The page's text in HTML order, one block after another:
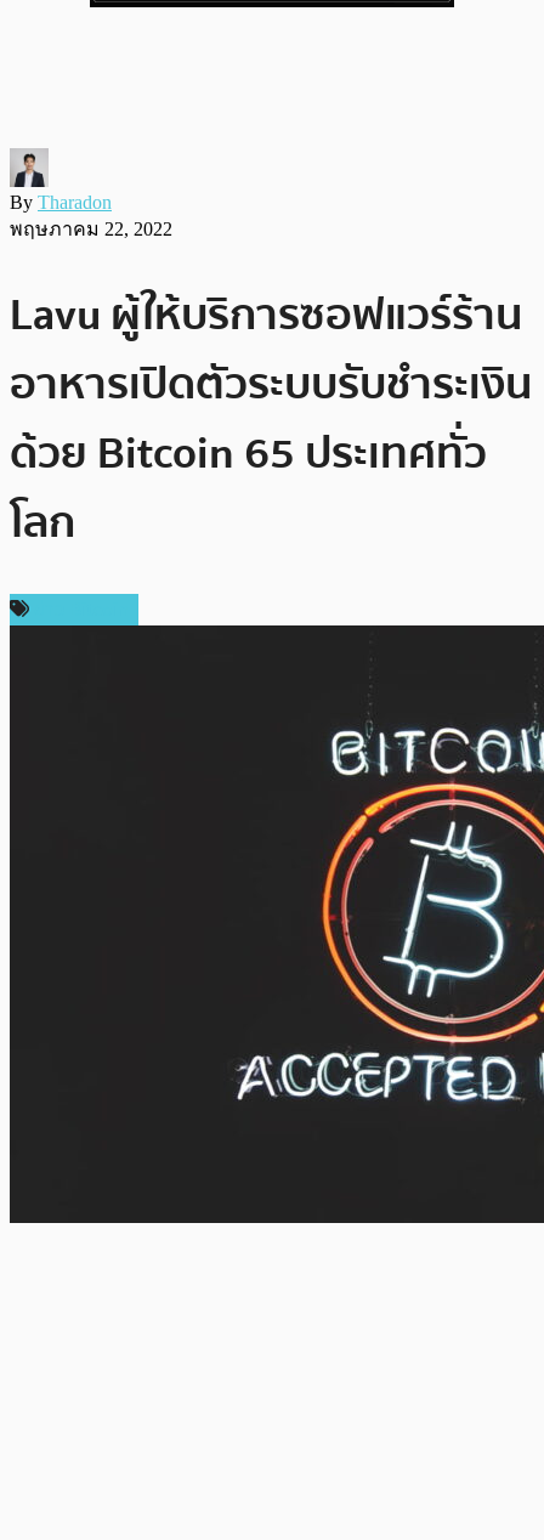
By Tharadon
พฤษภาคม 22, 2022
Lavu ผู้ให้บริการซอฟแวร์ร้าน
อาหารเปิดตัวระบบรับชำระเงิน
ด้วย Bitcoin 65 ประเทศทั่ว
โลก